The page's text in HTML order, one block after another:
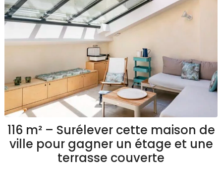
116 m² – Surélever cette maison de
ville pour gagner un étage et une
terrasse couverte